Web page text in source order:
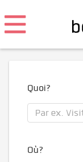
Quoi?
Où?